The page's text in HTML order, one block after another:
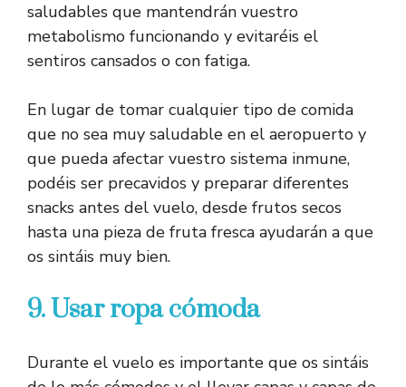
saludables que mantendrán vuestro
metabolismo funcionando y evitaréis el
sentiros cansados o con fatiga.
En lugar de tomar cualquier tipo de comida
que no sea muy saludable en el aeropuerto y
que pueda afectar vuestro sistema inmune,
podéis ser precavidos y preparar diferentes
snacks antes del vuelo, desde frutos secos
hasta una pieza de fruta fresca ayudarán a que
os sintáis muy bien.
9. Usar ropa cómoda
Durante el vuelo es importante que os sintáis